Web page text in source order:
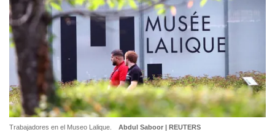
Trabajadores en el Museo Lalique. Abdul Saboor | REUTERS